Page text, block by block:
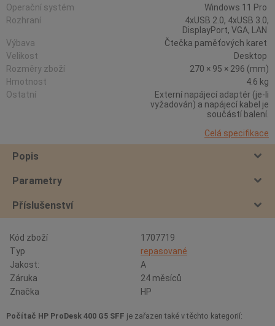
Operační systém
Windows 11 Pro
Rozhraní
4xUSB 2.0, 4xUSB 3.0,
DisplayPort, VGA, LAN
Výbava
Čtečka paměťových karet
Velikost
Desktop
Rozměry zboží
270 × 95 × 296 (mm)
Hmotnost
4.6 kg
Ostatní
Externí napájecí adaptér (je-li
vyžadován) a napájecí kabel je
součástí balení.
Celá specifikace
Popis
Parametry
Příslušenství
Kód zboží
1707719
Typ
repasované
Jakost:
A
Záruka
24 měsíců
Značka
HP
Počítač HP ProDesk 400 G5 SFF je zařazen také v těchto kategorií: